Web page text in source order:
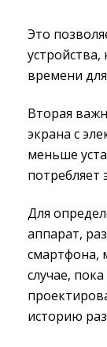
Это
времени
Вторая
экрана с
меньше
потребляет
Для
аппарат,
смартфона,
случае,
историю